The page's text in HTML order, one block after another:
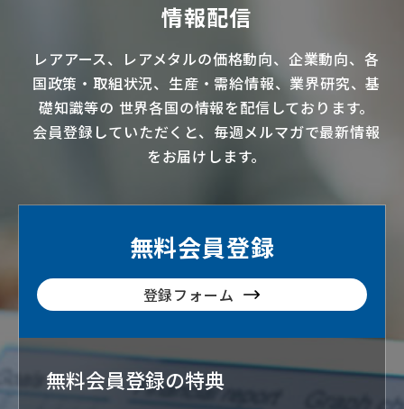
情報配信
レアアース、 レアメタルの価格動向、企業動向、各
国政策・取組状況、生産・需給情報、業界研究、基
礎知識等の 世界各国の情報を配信 しております。
会員登録していただくと、毎週メルマガで最新情報
をお届けします。
無料会員登録
登録フォーム
無料会員登録の特典